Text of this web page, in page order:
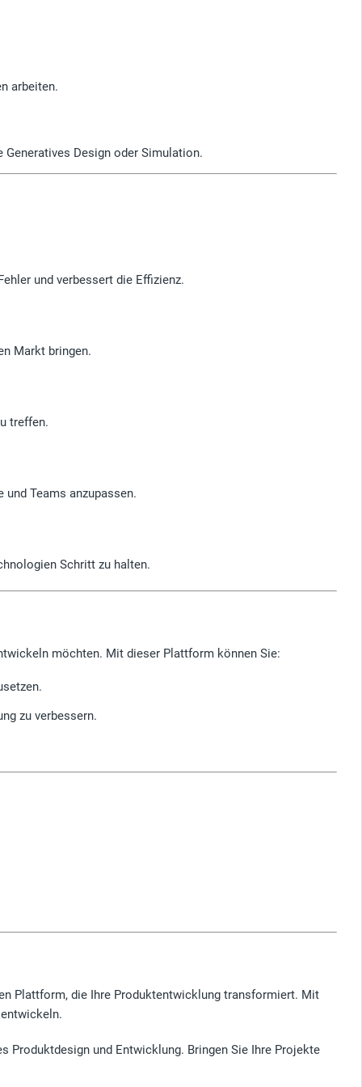
arbeiten.
Design oder Simulation.
und verbessert die Effizienz.
Markt bringen.
treffen.
Teams anzupassen.
Schritt zu halten.
möchten. Mit dieser Plattform können Sie:
zu verbessern.
Plattform, die Ihre Produktentwicklung transformiert. Mit
Produktdesign und Entwicklung. Bringen Sie Ihre Projekte